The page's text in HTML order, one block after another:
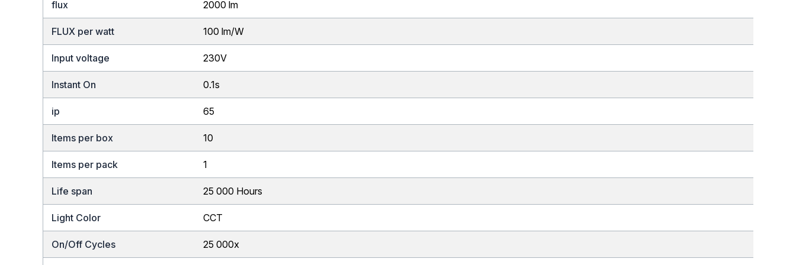
flux 2000 lm
FLUX per watt 100 lm/W
Input voltage 230V
Instant On 0.1s
ip 65
Items per box 10
Items per pack 1
Life span 25 000 Hours
Light Color CCT
On/Off Cycles 25 000x